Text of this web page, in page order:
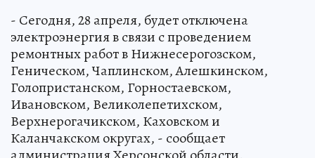
- Сегодня, 28 апреля, будет отключена
электроэнергия в связи с проведением
ремонтных работ в Нижнесерогозском,
Геническом, Чаплинском, Алешкинском,
Голопристанском, Горностаевском,
Ивановском, Великолепетихском,
Верхнерогачикском, Каховском и
Каланчакском округах, - сообщает